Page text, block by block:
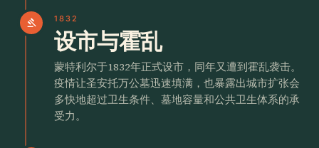
gavel 1832
设市与霍乱
蒙特利尔于1832年正式设市，同年又遭到霍乱袭击。
疫情让圣安托万公墓迅速填满，也暴露出城市扩张会
多快地超过卫生条件、墓地容量和公共卫生体系的承
受力。